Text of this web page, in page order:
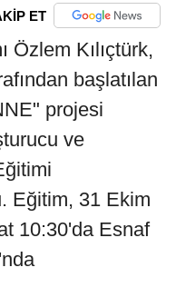
ET
Özlem Kılıçtürk,
başlatılan
projesi
ve
Eğitim, 31 Ekim
10:30'da Esnaf